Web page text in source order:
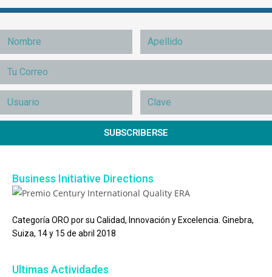
SUBSCRIBERSE
Business Initiative Directions
Categoría ORO por su Calidad, Innovación y Excelencia. Ginebra,
Suiza, 14 y 15 de abril 2018
Ultimas Actividades